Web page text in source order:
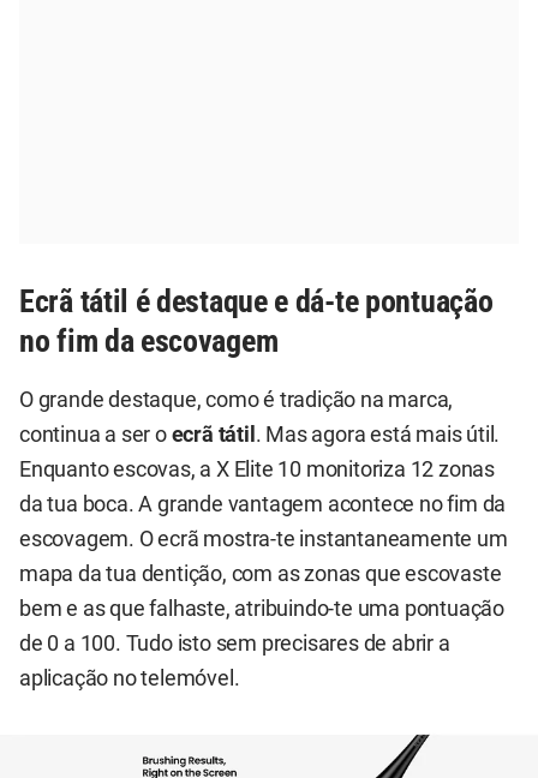
Ecrã tátil é destaque e dá-te pontuação
no fim da escovagem
O grande destaque, como é tradição na marca,
continua a ser o ecrã tátil . Mas agora está mais útil.
Enquanto escovas, a X Elite 10 monitoriza 12 zonas
da tua boca. A grande vantagem acontece no fim da
escovagem. O ecrã mostra-te instantaneamente um
mapa da tua dentição, com as zonas que escovaste
bem e as que falhaste, atribuindo-te uma pontuação
de 0 a 100. Tudo isto sem precisares de abrir a
aplicação no telemóvel.